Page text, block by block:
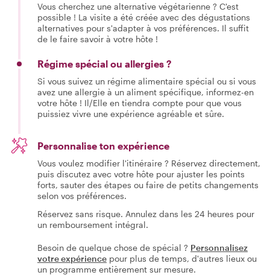
Vous cherchez une alternative végétarienne ? C'est
possible ! La visite a été créée avec des dégustations
alternatives pour s'adapter à vos préférences. Il suffit
de le faire savoir à votre hôte !
Régime spécial ou allergies ?
Si vous suivez un régime alimentaire spécial ou si vous
avez une allergie à un aliment spécifique, informez-en
votre hôte ! Il/Elle en tiendra compte pour que vous
puissiez vivre une expérience agréable et sûre.
Personnalise ton expérience
Vous voulez modifier l'itinéraire ? Réservez directement,
puis discutez avec votre hôte pour ajuster les points
forts, sauter des étapes ou faire de petits changements
selon vos préférences.
Réservez sans risque. Annulez dans les 24 heures pour
un remboursement intégral.
Besoin de quelque chose de spécial ? Personnalisez
votre expérience pour plus de temps, d'autres lieux ou
un programme entièrement sur mesure.